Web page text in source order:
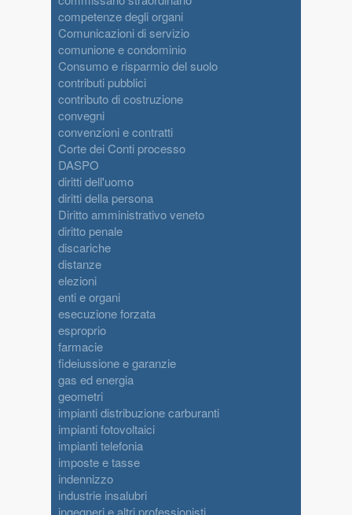
competenze degli organi
Comunicazioni di servizio
comunione e condominio
Consumo e risparmio del suolo
contributi pubblici
contributo di costruzione
convegni
convenzioni e contratti
Corte dei Conti processo
DASPO
diritti dell'uomo
diritti della persona
Diritto amministrativo veneto
diritto penale
discariche
distanze
elezioni
enti e organi
esecuzione forzata
esproprio
farmacie
fideiussione e garanzie
gas ed energia
geometri
impianti distribuzione carburanti
impianti fotovoltaici
impianti telefonia
imposte e tasse
indennizzo
industrie insalubri